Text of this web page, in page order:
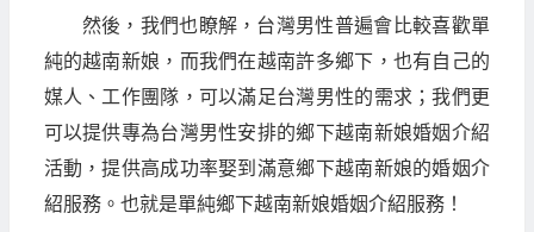
然後，我們也瞭解，台灣男性普遍會比較喜歡單
純的越南新娘，而我們在越南許多鄉下，也有自己的
媒人、工作團隊，可以滿足台灣男性的需求；我們更
可以提供專為台灣男性安排的鄉下越南新娘婚姻介紹
活動，提供高成功率娶到滿意鄉下越南新娘的婚姻介
紹服務。也就是單純鄉下越南新娘婚姻介紹服務！